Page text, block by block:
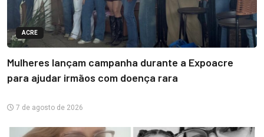
ACRE
Mulheres lançam campanha durante a Expoacre
para ajudar irmãos com doença rara
7 de agosto de 2026